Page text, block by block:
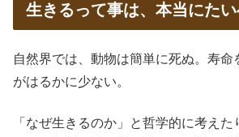
生きるって事は、本当にた
自然界では、動物は簡単に死ぬ。寿命
がはるかに少ない。
「なぜ生きるのか」と哲学的に考え